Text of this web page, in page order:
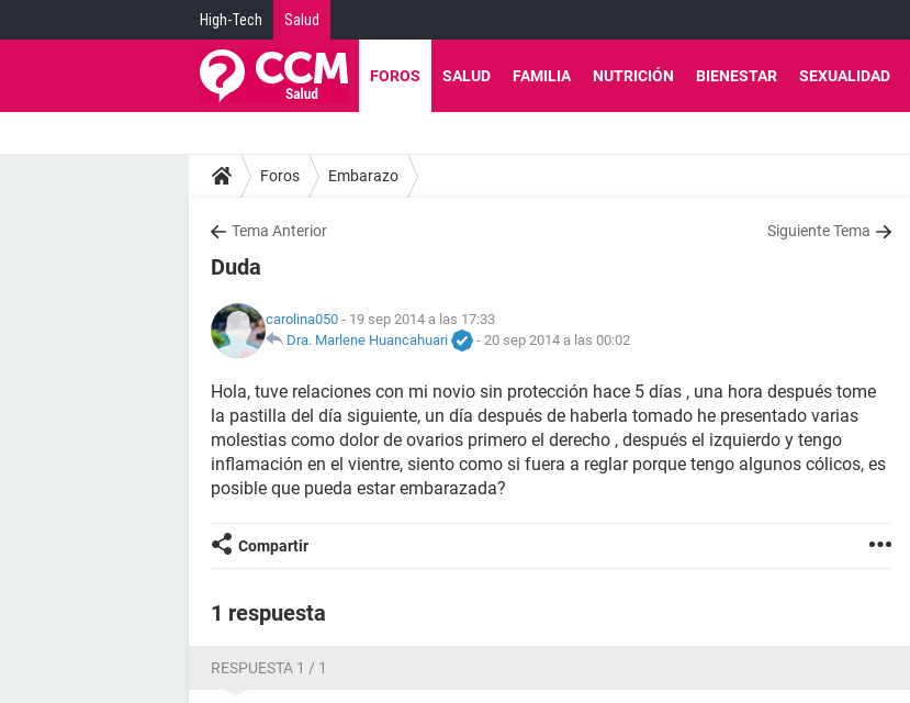
High-Tech Salud
FOROS SALUD FAMILIA NUTRICIÓN BIENESTAR SEXUALIDAD
Foros Embarazo
Tema Anterior Siguiente Tema
Duda
carolina050 - 19 sep 2014 a las 17:33
Dra. Marlene Huancahuari
- 20 sep 2014 a las 00:02
Hola, tuve relaciones con mi novio sin protección hace 5 días , una hora después tome
la pastilla del día siguiente, un día después de haberla tomado he presentado varias
molestias como dolor de ovarios primero el derecho , después el izquierdo y tengo
inflamación en el vientre, siento como si fuera a reglar porque tengo algunos cólicos, es
posible que pueda estar embarazada?
Compartir
1 respuesta
RESPUESTA 1 / 1